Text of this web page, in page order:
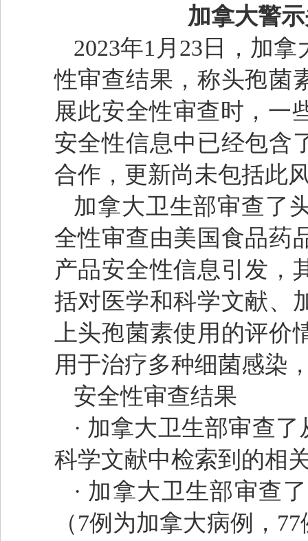
加拿大警
2023年1月23日，加
性审查结果，称头孢菌
展此安全性审查时，一
安全性信息中已经包含
合作，更新尚未包括此
加拿大卫生部审查了
全性审查由美国食品药
产品安全性信息引发，
括对医学和科学文献、
上头孢菌素使用的评
用于治疗多种细菌感染
安全性审查结果
· 加拿大卫生部审查
科学文献中检索到的相
· 加拿大卫生部审查
（7例为加拿大病例，